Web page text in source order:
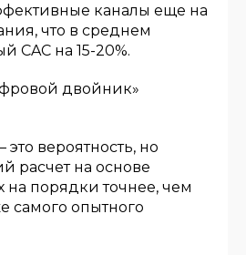
каналы еще на
что в среднем
CAC на 15-20%.
двойник»
вероятность, но
расчет на основе
порядки точнее, чем
самого опытного